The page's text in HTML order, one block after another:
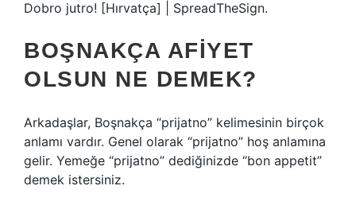
Dobro jutro! [Hırvatça] | SpreadTheSign.
BOŞNAKÇA AFIYET
OLSUN NE DEMEK?
Arkadaşlar, Boşnakça “prijatno” kelimesinin birçok
anlamı vardır. Genel olarak “prijatno” hoş anlamına
gelir. Yemeğe “prijatno” dediğinizde “bon appetit”
demek istersiniz.